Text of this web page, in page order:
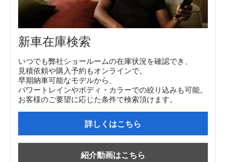
新車在庫検索
いつでも弊社ショールームの在庫状況を確認でき、
見積依頼や購入予約もオンラインで。
早期納車可能なモデルから、
パワートレインやボディ・カラーでの絞り込みも可能。
お客様のご要望に応じた条件で検索頂けます。
詳しくはこちら
紹介動画はこちら